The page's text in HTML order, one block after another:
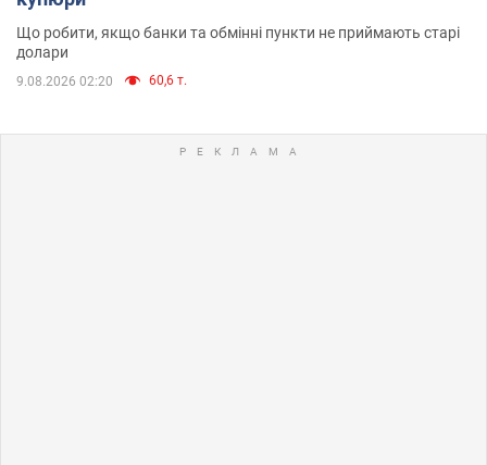
Що робити, якщо банки та обмінні пункти не приймають старі
долари
9.08.2026 02:20 60,6 т.